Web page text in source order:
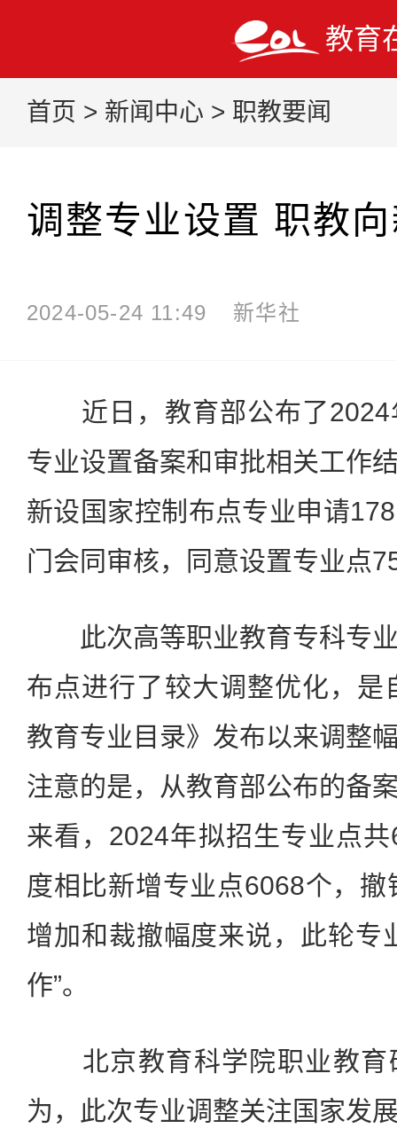
教育
首页 > 新闻中心 > 职教要闻
调整专业设置 职教
2024-05-24 11:49 新华社
近日，教育部公布了2024
专业设置备案和审批相关工作
新设国家控制布点专业申请
门会同审核，同意设置专业点
此次高等职业教育专科专业
布点进行了较大调整优化，是
教育专业目录》发布以来调整
注意的是，从教育部公布的备
来看，2024年拟招生专业点
度相比新增专业点6068个，
增加和裁撤幅度来说，此轮专
作”。
北京教育科学院职业教育
为，此次专业调整关注国家发